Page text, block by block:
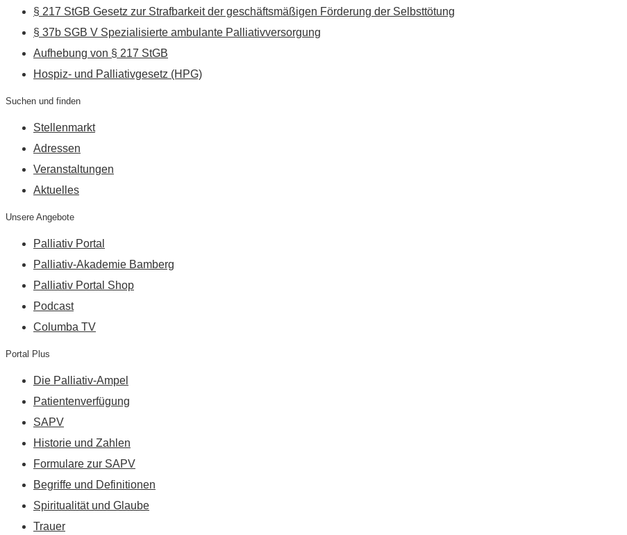
§ 217 StGB Gesetz zur Strafbarkeit der geschäftsmäßigen Förderung der Selbsttötung
§ 37b SGB V Spezialisierte ambulante Palliativversorgung
Aufhebung von § 217 StGB
Hospiz- und Palliativgesetz (HPG)
Suchen und finden
Stellenmarkt
Adressen
Veranstaltungen
Aktuelles
Unsere Angebote
Palliativ Portal
Palliativ-Akademie Bamberg
Palliativ Portal Shop
Podcast
Columba TV
Portal Plus
Die Palliativ-Ampel
Patientenverfügung
SAPV
Historie und Zahlen
Formulare zur SAPV
Begriffe und Definitionen
Spiritualität und Glaube
Trauer